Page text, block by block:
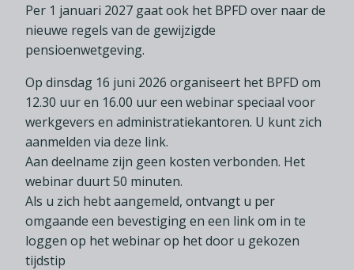
A-Z
Agenda
Contact
Inloggen
Zoeken
Innovatie
Klanten
Ondernemerschap
Werkgeverschap
Biologische speciaalzaken
Drogisterijen
Drankenspeciaalzaken
Huishoudelijke artikelenzaken
Koken en tafelen
Zoetwarenwinkels
Speelgoed, hobby- en feestartikelen
Branchecijfers
Bedrijfsjuridisch advies
Bedrijfseconomisch advies
Verenigingsondersteuning
Fiscaal advies
Tarieven en voorwaarden
Vakcentrum Expertise overzicht
Advies
Diensten
Kennis & inspiratie
Ledenvoordeel
Publicatieoverzicht
Over Vakcentrum
Over Vakcentrum overzicht
Lid worden
Besturen
Statuten
Ons team
Vacatures
Partners
Per 1 januari 2027 gaat ook het BPFD over naar de
nieuwe regels van de gewijzigde
pensioenwetgeving.
Op dinsdag 16 juni 2026 organiseert het BPFD om
12.30 uur en 16.00 uur een webinar speciaal voor
werkgevers en administratiekantoren. U kunt zich
aanmelden via deze link.
Aan deelname zijn geen kosten verbonden. Het
webinar duurt 50 minuten.
Als u zich hebt aangemeld, ontvangt u per
omgaande een bevestiging en een link om in te
loggen op het webinar op het door u gekozen
tijdstip